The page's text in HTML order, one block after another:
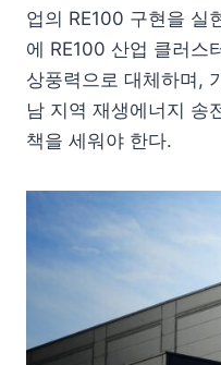
업의 RE100 구현을 실
에 RE100 산업 클러스
상풍력으로 대체하며,
남 지역 재생에너지 송
책을 세워야 한다.